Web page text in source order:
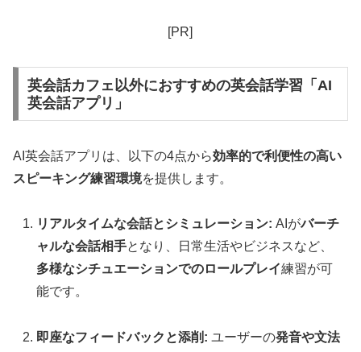
[PR]
英会話カフェ以外におすすめの英会話学習「AI
英会話アプリ」
AI英会話アプリは、以下の4点から効率的で利便性の高い
スピーキング練習環境を提供します。
リアルタイムな会話とシミュレーション: AIがバーチ
ャルな会話相手となり、日常生活やビジネスなど、
多様なシチュエーションでのロールプレイ練習が可
能です。
即座なフィードバックと添削: ユーザーの発音や文法